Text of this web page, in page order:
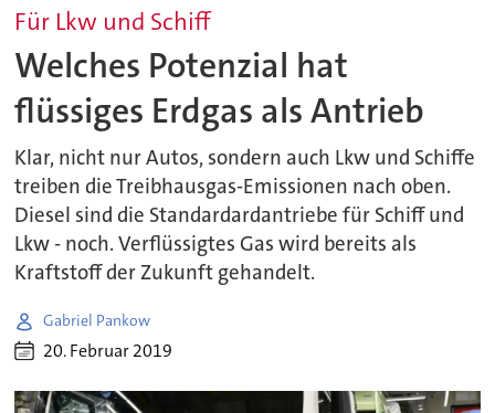
Für Lkw und Schiff
Welches Potenzial hat
flüssiges Erdgas als Antrieb
Klar, nicht nur Autos, sondern auch Lkw und Schiffe
treiben die Treibhausgas-Emissionen nach oben.
Diesel sind die Standardardantriebe für Schiff und
Lkw - noch. Verflüssigtes Gas wird bereits als
Kraftstoff der Zukunft gehandelt.
Gabriel Pankow
20. Februar 2019